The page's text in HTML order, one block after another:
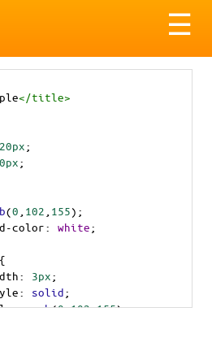
☰
</title>
20px;
;
(0 102 155);
color: white;
{
: 3px;
: solid;
: rgb(0,102,155);